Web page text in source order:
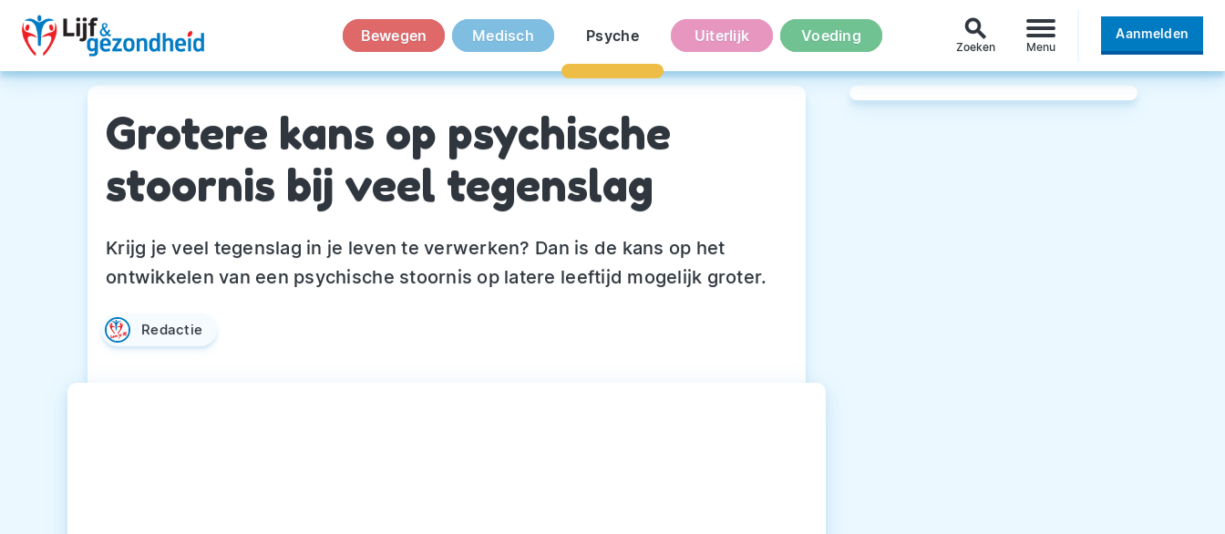
Bewegen Medisch Psyche Uiterlijk Voeding search
Zoeken Menu
Aanmelden
Grotere kans op psychische
stoornis bij veel tegenslag
Krijg je veel tegenslag in je leven te verwerken? Dan is de kans op het
ontwikkelen van een psychische stoornis op latere leeftijd mogelijk groter.
Redactie